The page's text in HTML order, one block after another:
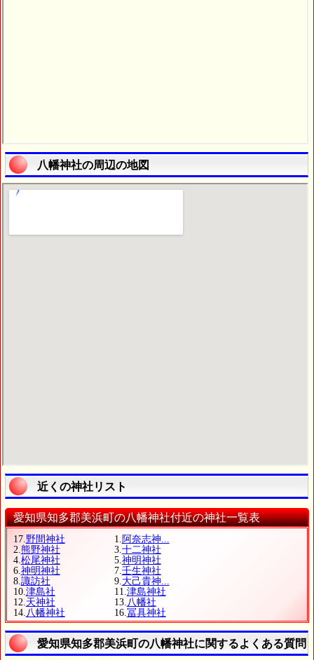
八幡神社の周辺の地図
近くの神社リスト
愛知県知多郡美浜町の八幡神社付近の神社一覧表
17.野間神社 1. 阿奈志神...
2.熊野神社 3.十二神社
4.松尾神社 5.神明神社
6.神明神社 7.壬生神社
8.諏訪社 9.大己貴神...
10.津島社 11.津島神社
12.天神社 13.八幡社
14.八幡神社 16.冨具神社
愛知県知多郡美浜町の八幡神社に関するよくある質問